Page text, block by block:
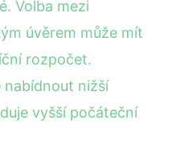
Volba mezi
úvěrem může mít
rozpočet.
nabídnout nižší
vyšší počáteční